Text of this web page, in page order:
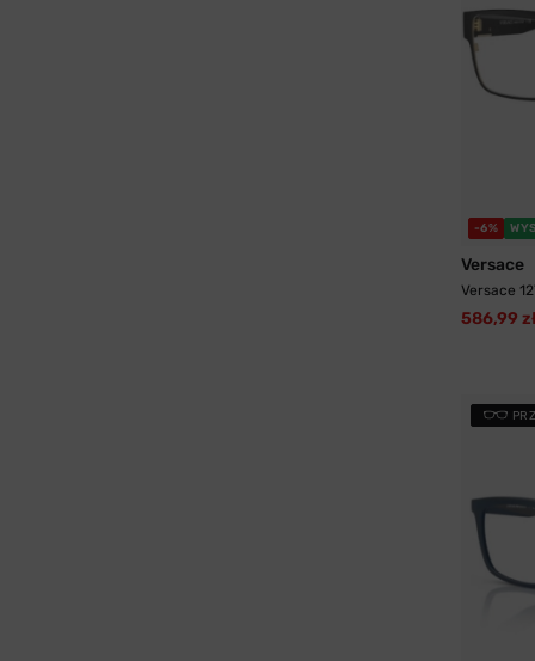
-6%
Versace
Versace
586,99 zł